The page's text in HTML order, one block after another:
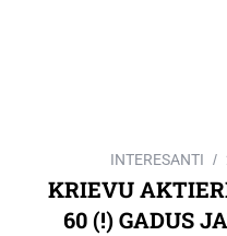
INTERESANTI
KRIEVU
60 (!) GADUS